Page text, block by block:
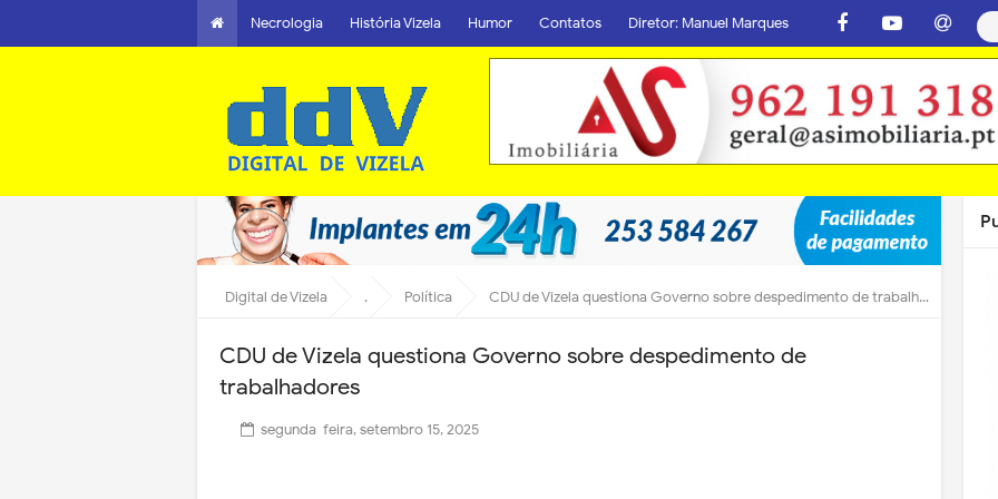
Necrologia História Vizela Humor Contatos Diretor: Manuel Marques
Digital de Vizela . Política CDU de Vizela questiona Governo sobre despedimento de trabalhadores
CDU de Vizela questiona Governo sobre despedimento de
trabalhadores
segunda-feira, setembro 15, 2025